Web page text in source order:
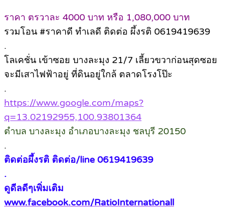
ราคา ตรวาละ 4000 บาท หรือ 1,080,000 บาท
รวมโอน #ราคาดี ทำเลดี ติดต่อ ผึ้งรติ 0619419639
.
โลเคชั่น เข้าซอย บางละมุง 21/7 เลี้ยวขวาก่อนสุดซอย
จะมีเสาไฟฟ้าอยู่ ที่ดินอยู่ใกล้ ตลาดโรงโป๊ะ
.
https://www.google.com/maps?
q=13.02192955,100.93801364
ตำบล บางละมุง อำเภอบางละมุง ชลบุรี 20150
.
ติดต่อผึ้งรติ ติดต่อ/line 0619419639
.
ดูดีลดีๆเพิ่มเติม
www.facebook.com/RatioInternationall